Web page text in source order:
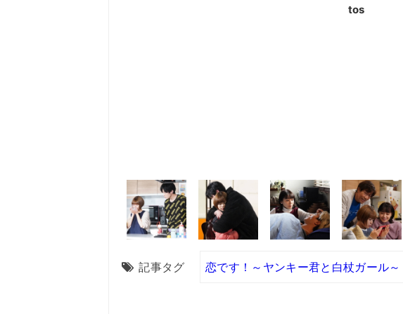
tos
記事タグ 恋です！～ヤンキー君と白杖ガール～